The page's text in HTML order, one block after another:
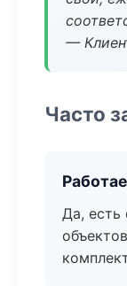
—
Часто
Да, есть